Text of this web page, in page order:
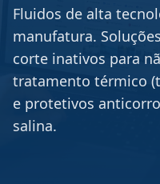
Fluidos de alta
manufatura.
corte inativos para
tratamento térmico
e protetivos
salina.